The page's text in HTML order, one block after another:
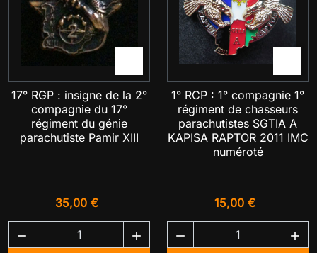
17° RGP : insigne de la 2°
compagnie du 17°
régiment du génie
parachutiste Pamir XIII
35,00 €
 
1° RCP : 1° compagnie 1°
régiment de chasseurs
parachutistes SGTIA A
KAPISA RAPTOR 2011 IMC
numéroté
15,00 €
 